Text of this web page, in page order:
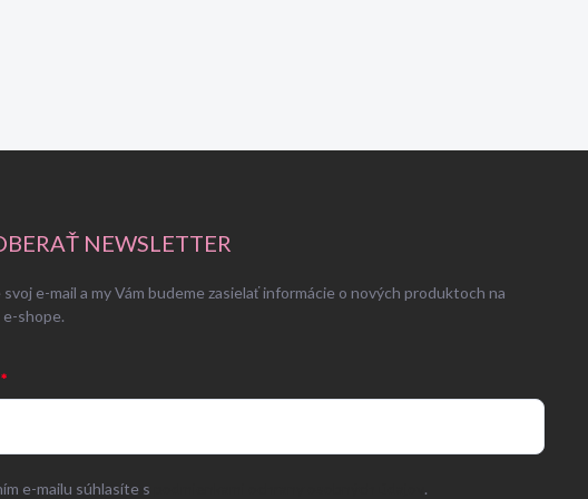
NEWSLETTER
e-mail a my Vám budeme zasielať informácie o nových produktoch na
e-shope.
e-mailu súhlasíte s .